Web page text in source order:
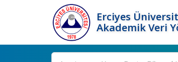
Erciyes
Akademik Veri
Ara